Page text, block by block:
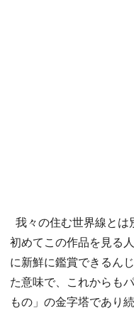
我々の住む世界線とは
初めてこの作品を見る
に新鮮に鑑賞できるん
た意味で、これからも
もの」の金字塔であり